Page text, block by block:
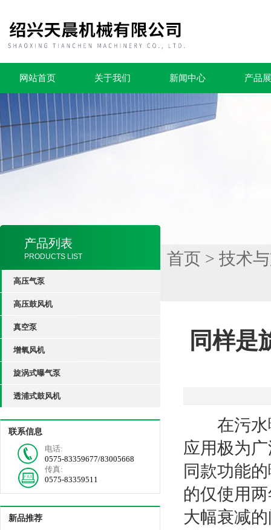
网站首页 关于我们 新闻中心 产品
产品列表
PRODUCTS LIST
高压气泵
高压鼓风机
真空泵
增氧风机
旋涡式曝气泵
透浦式鼓风机
联系信息
电话:
0575-83359677/83005668
传真:
0575-83359511
新品推荐
首页 > 技术
同样是
在污水曝
应用极为
同款功能
的仅使用
大幅衰减